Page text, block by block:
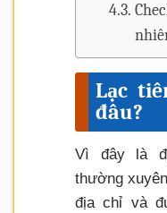
Lạc
đâu?
Vì đây là
thường
địa chỉ và